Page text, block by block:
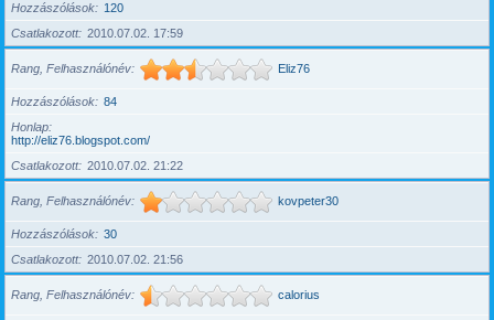
Hozzászólások
120
Csatlakozott
2010.07.02. 17:59
Rang, Felhasználónév Eliz76
Hozzászólások
84
Honlap
http://eliz76.blogspot.com/
Csatlakozott
2010.07.02. 21:22
Rang, Felhasználónév kovpeter30
Hozzászólások
30
Csatlakozott
2010.07.02. 21:56
Rang, Felhasználónév calorius